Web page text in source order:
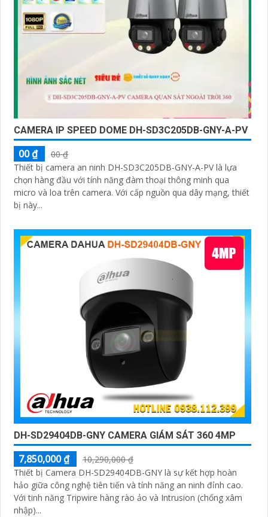
CAMERA IP SPEED DOME DH-SD3C205DB-GNY-A-PV
00 ₫
00 ₫
Thiết bị camera an ninh DH-SD3C205DB-GNY-A-PV là lựa
chọn hàng đầu với tính năng đàm thoại thông minh qua
micro và loa trên camera. Với cấp nguồn qua dây mạng, thiết
bị này...
DH-SD29404DB-GNY CAMERA GIÁM SÁT 360 4MP
7,850,000 ₫
10,290,000 ₫
Thiết bị Camera DH-SD29404DB-GNY là sự kết hợp hoàn
hảo giữa công nghệ tiên tiến và tính năng an ninh đỉnh cao.
Với tinh năng Tripwire hàng rào ảo và Intrusion (chống xâm
nhập)...